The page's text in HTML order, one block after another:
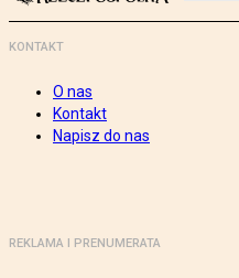
KONTAKT
O nas
Kontakt
Napisz do nas
REKLAMA I PRENUMERATA